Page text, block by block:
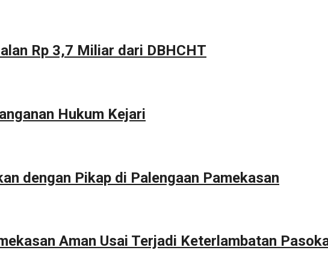
Rp 3,7 Miliar dari DBHCHT
Hukum Kejari
dengan Pikap di Palengaan Pamekasan
Aman Usai Terjadi Keterlambatan